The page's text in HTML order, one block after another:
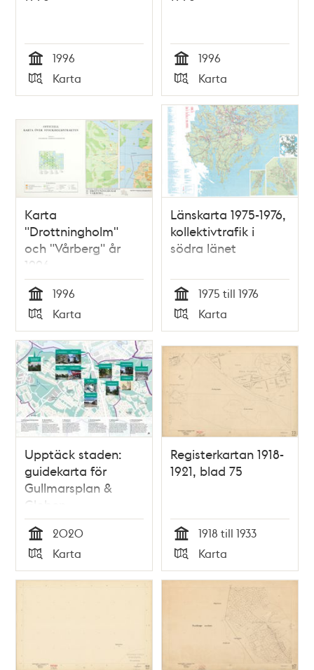
Tid
1996
Typ
Karta Tid
1996
Typ
Karta
Karta
"Drottningholm"
och "Vårberg" år
1996
Tid
1996
Typ
Karta
Länskarta 1975-1976,
kollektivtrafik i
södra länet
Tid
1975 till 1976
Typ
Karta
Upptäck staden:
guidekarta för
Gullmarsplan &
Globen
Tid
2020
Typ
Karta
Registerkartan 1918-
1921, blad 75
Tid
1918 till 1933
Typ
Karta